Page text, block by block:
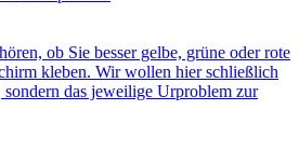
ob Sie besser gelbe, grüne oder rote
kleben. Wir wollen hier schließlich
das jeweilige Urproblem zur